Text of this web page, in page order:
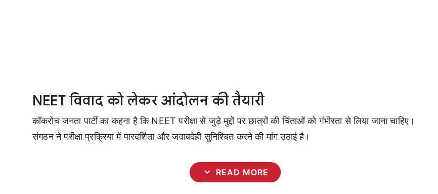
NEET विवाद को लेकर आंदोलन की तैयारी
कॉकरोच जनता पार्टी का कहना है कि NEET परीक्षा से जुड़े मुद्दों पर छात्रों की चिंताओं को गंभीरता से लिया जाना चाहिए।
संगठन ने परीक्षा प्रक्रिया में पारदर्शिता और जवाबदेही सुनिश्चित करने की मांग उठाई है।
expand_more READ MORE